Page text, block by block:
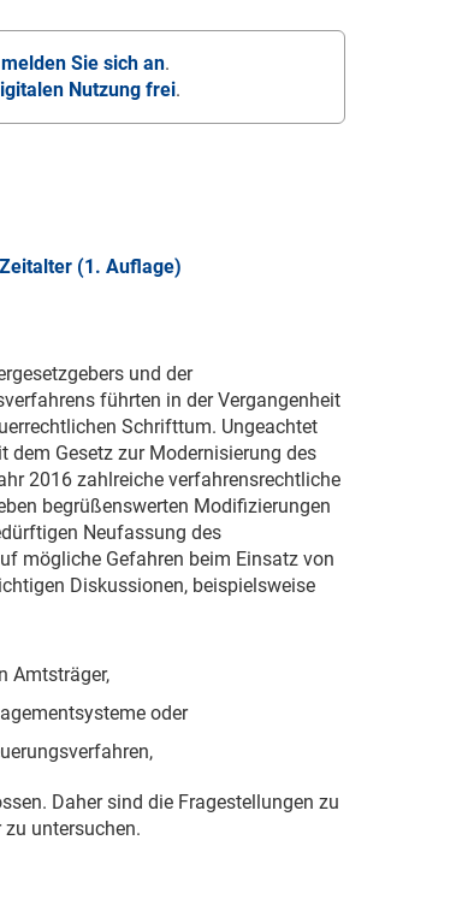
melden Sie sich an.
Nutzung frei.
(1. Auflage)
und der
führten in der Vergangenheit
Schrifttum. Ungeachtet
Gesetz zur Modernisierung des
2016 zahlreiche verfahrensrechtliche
begrüßenswerten Modifizierungen
Neufassung des
mögliche Gefahren beim Einsatz von
Diskussionen, beispielsweise
Amtsträger,
oder
Daher sind die Fragestellungen zu
untersuchen.